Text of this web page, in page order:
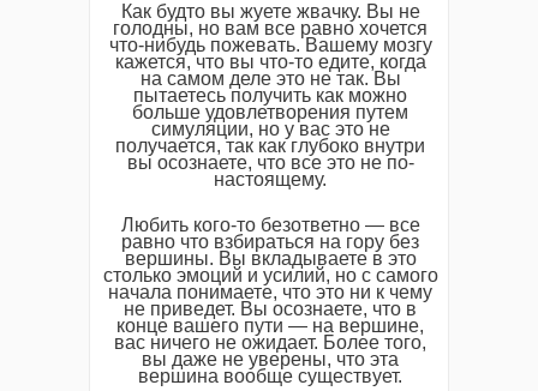
Как будто вы жуете жвачку. Вы не
голодны, но вам все равно хочется
что-нибудь пожевать. Вашему мозгу
кажется, что вы что-то едите, когда
на самом деле это не так. Вы
пытаетесь получить как можно
больше удовлетворения путем
симуляции, но у вас это не
получается, так как глубоко внутри
вы осознаете, что все это не по-
настоящему.
Любить кого-то безответно — все
равно что взбираться на гору без
вершины. Вы вкладываете в это
столько эмоций и усилий, но с самого
начала понимаете, что это ни к чему
не приведет. Вы осознаете, что в
конце вашего пути — на вершине,
вас ничего не ожидает. Более того,
вы даже не уверены, что эта
вершина вообще существует.